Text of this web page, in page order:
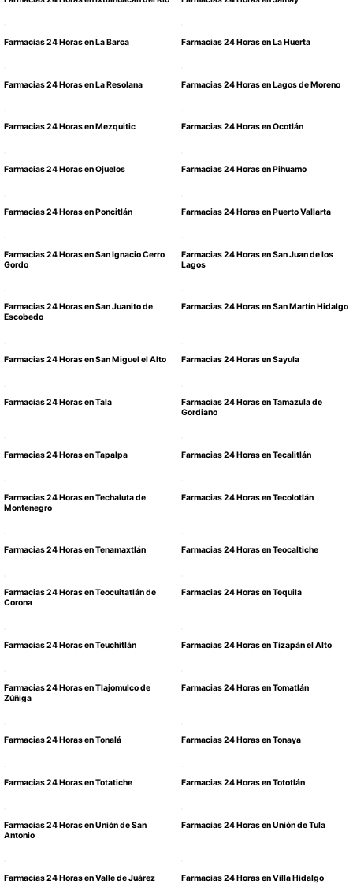
Farmacias 24 Horas en La Barca Farmacias 24 Horas en La Huerta
Farmacias 24 Horas en La Resolana Farmacias 24 Horas en Lagos de Moreno
Farmacias 24 Horas en Mezquitic Farmacias 24 Horas en Ocotlán
Farmacias 24 Horas en Ojuelos Farmacias 24 Horas en Pihuamo
Farmacias 24 Horas en Poncitlán Farmacias 24 Horas en Puerto Vallarta
Farmacias 24 Horas en San Ignacio Cerro
Gordo
Farmacias 24 Horas en San Juan de los
Lagos
Farmacias 24 Horas en San Juanito de
Escobedo
Farmacias 24 Horas en San Martín Hidalgo
Farmacias 24 Horas en San Miguel el Alto Farmacias 24 Horas en Sayula
Farmacias 24 Horas en Tala
Farmacias 24 Horas en Tamazula de
Gordiano
Farmacias 24 Horas en Tapalpa Farmacias 24 Horas en Tecalitlán
Farmacias 24 Horas en Techaluta de
Montenegro
Farmacias 24 Horas en Tecolotlán
Farmacias 24 Horas en Tenamaxtlán Farmacias 24 Horas en Teocaltiche
Farmacias 24 Horas en Teocuitatlán de
Corona
Farmacias 24 Horas en Tequila
Farmacias 24 Horas en Teuchitlán Farmacias 24 Horas en Tizapán el Alto
Farmacias 24 Horas en Tlajomulco de
Zúñiga
Farmacias 24 Horas en Tomatlán
Farmacias 24 Horas en Tonalá Farmacias 24 Horas en Tonaya
Farmacias 24 Horas en Totatiche Farmacias 24 Horas en Tototlán
Farmacias 24 Horas en Unión de San
Antonio
Farmacias 24 Horas en Unión de Tula
Farmacias 24 Horas en Valle de Juárez Farmacias 24 Horas en Villa Hidalgo